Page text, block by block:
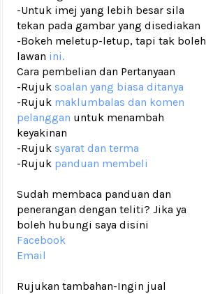
-Untuk imej yang lebih besar sila
tekan pada gambar yang disediakan
-Bokeh meletup-letup, tapi tak boleh
lawan ini.
Cara pembelian dan Pertanyaan
-Rujuk soalan yang biasa ditanya
-Rujuk maklumbalas dan komen
pelanggan untuk menambah
keyakinan
-Rujuk syarat dan terma
-Rujuk panduan membeli
Sudah membaca panduan dan
penerangan dengan teliti? Jika ya
boleh hubungi saya disini
Facebook
Email
Rujukan tambahan-Ingin jual